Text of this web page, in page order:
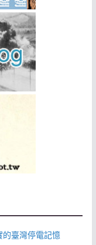
的臺灣停電記憶